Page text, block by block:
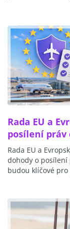
Rada EU a
posílení práv
Rada EU a
dohody o posílení
budou klíčové